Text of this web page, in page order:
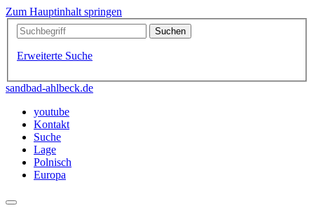
Zum Hauptinhalt springen
Erweiterte Suche
sandbad-ahlbeck.de
youtube
Kontakt
Suche
Lage
Polnisch
Europa